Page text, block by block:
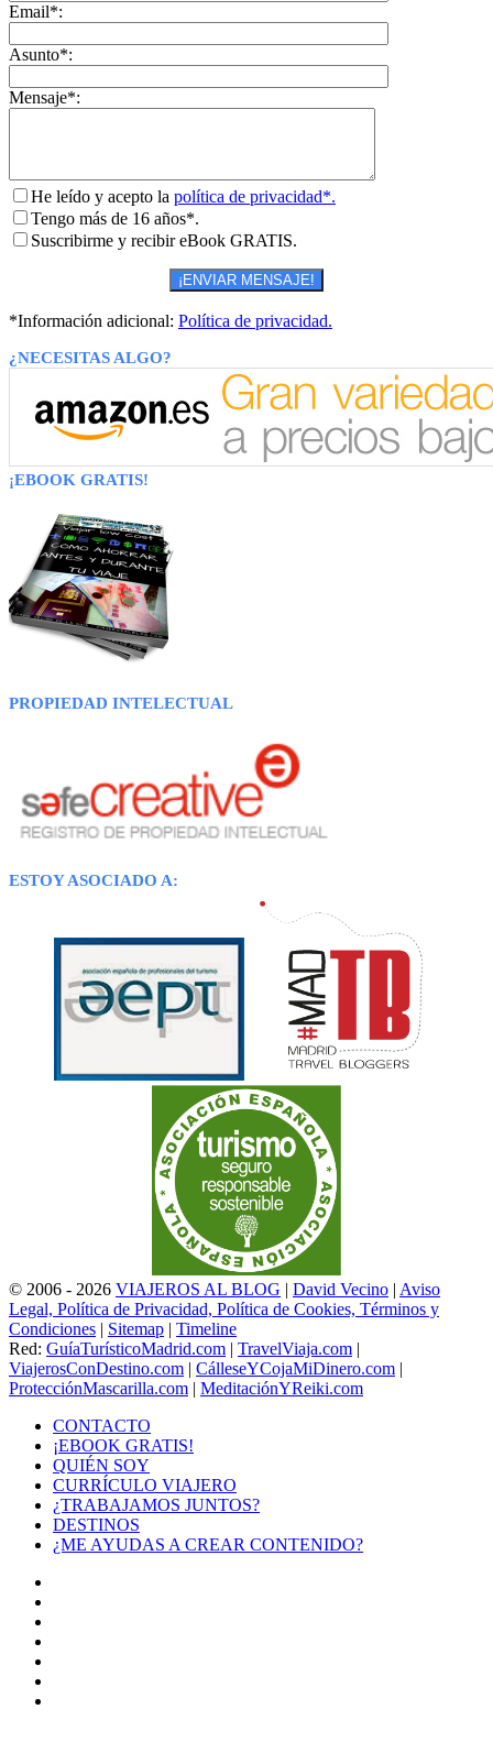
Email*:
Asunto*:
Mensaje*:
He leído y acepto la política de privacidad*.
Tengo más de 16 años*.
Suscribirme y recibir eBook GRATIS.
*Información adicional: Política de privacidad.
¿NECESITAS ALGO?
¡EBOOK GRATIS!
PROPIEDAD INTELECTUAL
ESTOY ASOCIADO A:
© 2006 - 2026 VIAJEROS AL BLOG | David Vecino | Aviso
Legal, Política de Privacidad, Política de Cookies, Términos y
Condiciones | Sitemap | Timeline
Red: GuíaTurísticoMadrid.com | TravelViaja.com |
ViajerosConDestino.com | CálleseYCojaMiDinero.com |
ProtecciónMascarilla.com | MeditaciónYReiki.com
CONTACTO
¡EBOOK GRATIS!
QUIÉN SOY
CURRÍCULO VIAJERO
¿TRABAJAMOS JUNTOS?
DESTINOS
¿ME AYUDAS A CREAR CONTENIDO?